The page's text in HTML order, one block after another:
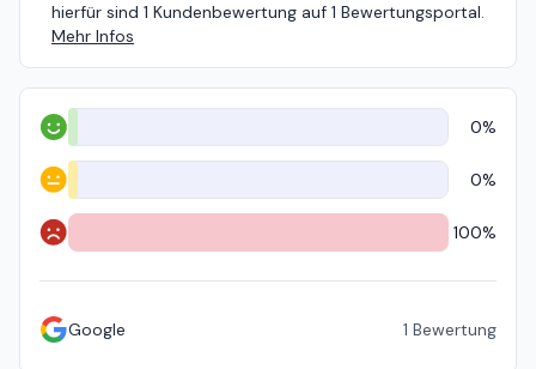
hierfür sind 1 Kundenbewertung auf 1 Bewertungsportal.
Mehr Infos
Positiv 0%
Neutral 0%
Negativ 100%
Google 1 Bewertung